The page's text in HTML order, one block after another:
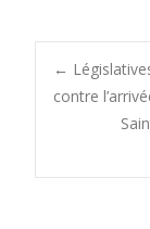
←
contre